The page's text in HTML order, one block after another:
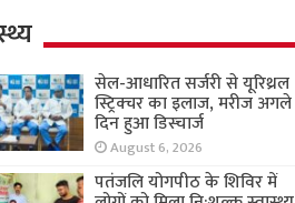
सेल-आधारित सर्जरी से यूरिथ्रल
स्ट्रिक्चर का इलाज, मरीज अगले
दिन हुआ डिस्चार्ज
August 6, 2026
पतंजलि योगपीठ के शिविर में